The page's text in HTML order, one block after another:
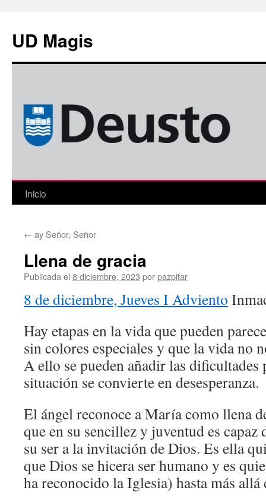
contenido
UD Magis
Inicio
← ay Señor, Señor
Llena de gracia
Publicada el 8 diciembre, 2023 porpazpitar
8 de diciembre, Jueves I Adviento
Hay etapas en la vida que pueden
sin colores especiales y que la vida no
A ello se pueden añadir las
situación se convierte en desesperanza.
El ángel reconoce a María como llena
que en su sencillez y juventud es capaz
su ser a la invitación de Dios. Es ella
que Dios se hicera ser humano y es
ha reconocido la Iglesia) hasta más allá